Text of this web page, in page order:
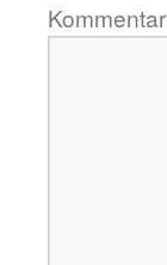
Kommentar